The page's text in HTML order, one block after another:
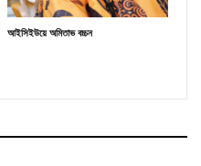
আইসিইউয়ে অমিতাভ বচ্চন